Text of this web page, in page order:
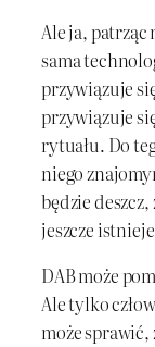
Ale ja, patrząc
sama
przywiązuje
przywiązuje
rytuału. Do
niego
będzie deszcz,
jeszcze
DAB może
Ale tylko
może